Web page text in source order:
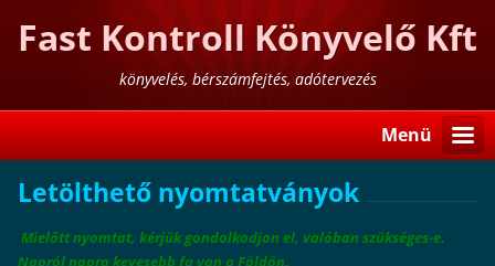
Fast Kontroll Könyvelő Kft
könyvelés, bérszámfejtés, adótervezés
Menü
Letölthető nyomtatványok
Mielőtt nyomtat, kérjük gondolkodjon el, valóban szükséges-e.
Napról napra kevesebb fa van a Földön.